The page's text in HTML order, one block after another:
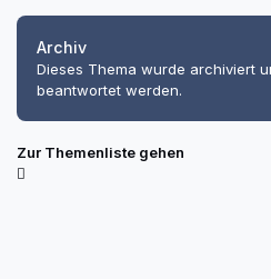
Archiv
Dieses Thema wurde archiviert
beantwortet werden.
Zur Themenliste gehen